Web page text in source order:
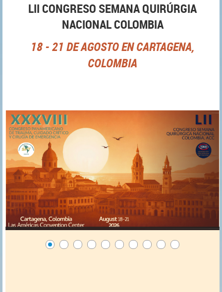
LII CONGRESO SEMANA QUIRÚRGIA
NACIONAL COLOMBIA
18 - 21 DE AGOSTO EN CARTAGENA,
COLOMBIA